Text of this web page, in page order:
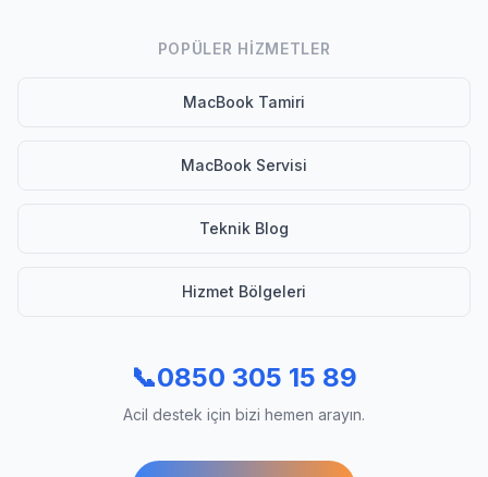
POPÜLER HIZMETLER
MacBook Tamiri
MacBook Servisi
Teknik Blog
Hizmet Bölgeleri
📞0850 305 15 89
Acil destek için bizi hemen arayın.